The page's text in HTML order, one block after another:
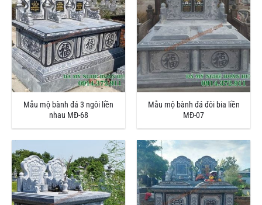
Mẫu mộ bành đá 3 ngôi liền
nhau MĐ-68
Mẫu mộ bành đá đôi bia liền
MĐ-07